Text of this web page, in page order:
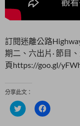
訂閱迷離公路
期二、六出片· 節目
頁https://goo.gl/
分享此文：
分
享
按
一